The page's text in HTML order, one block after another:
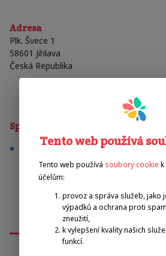
Adresa
Plk. Švece 1
58601 Jihlava
Česká Republika
Sporty
stolní tenis
Tento web používá
Tento web používá soubory cookie k
účelům:
provoz a správa služeb, jako
výpadků a ochrana proti
zneužití,
k vylepšení kvality našich
funkcí.